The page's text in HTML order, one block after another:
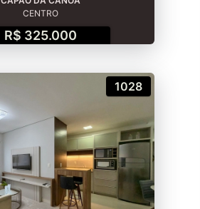
CENTRO
R$ 325.000
1028